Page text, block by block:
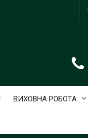
ВИХОВНА РОБОТА